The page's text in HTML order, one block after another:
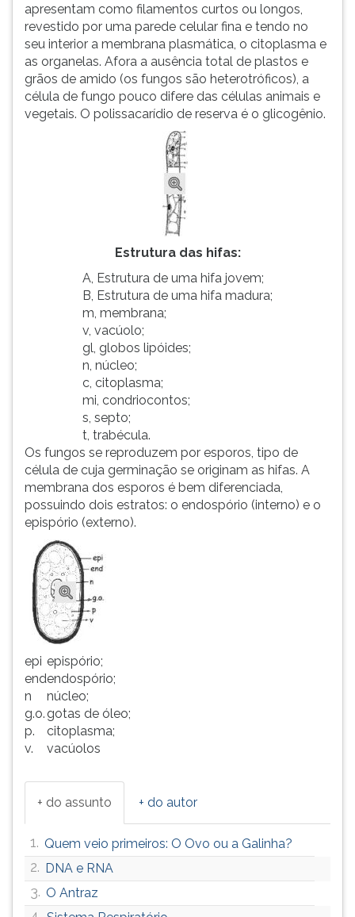
apresentam como filamentos curtos ou longos,
revestido por uma parede celular fina e tendo no
seu interior a membrana plasmática, o citoplasma e
as organelas. Afora a ausência total de plastos e
grãos de amido (os fungos são heterotróficos), a
célula de fungo pouco difere das células animais e
vegetais. O polissacarídio de reserva é o glicogênio.
Estrutura das hifas:
A, Estrutura de uma hifa jovem;
B, Estrutura de uma hifa madura;
m, membrana;
v, vacúolo;
gl, globos lipóides;
n, núcleo;
c, citoplasma;
mi, condriocontos;
s, septo;
t, trabécula.
Os fungos se reproduzem por esporos, tipo de
célula de cuja germinação se originam as hifas. A
membrana dos esporos é bem diferenciada,
possuindo dois estratos: o endospório (interno) e o
epispório (externo).
epi epispório;
endendospório;
n
núcleo;
g.o.gotas de óleo;
p.
citoplasma;
v.
vacúolos
+ do assunto + do autor
1. Quem veio primeiros: O Ovo ou a Galinha?
2. DNA e RNA
3. O Antraz